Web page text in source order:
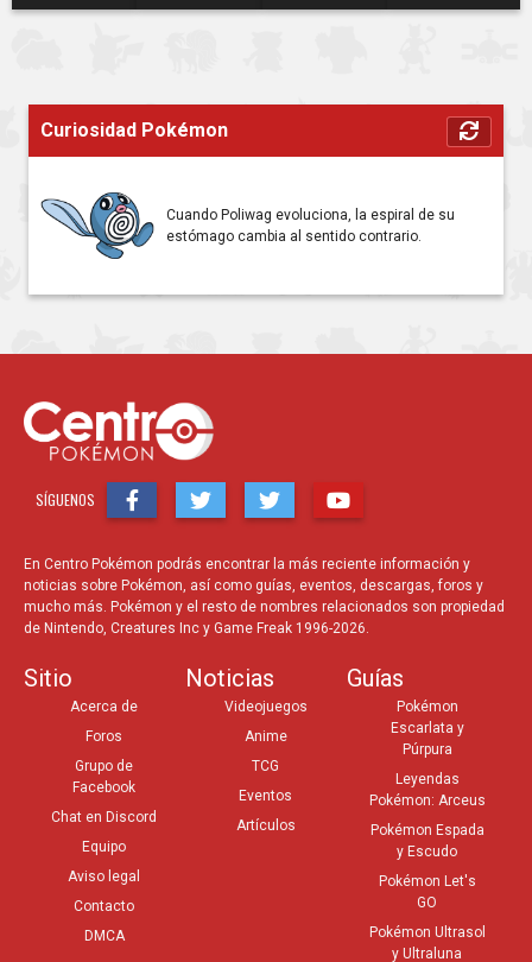
Curiosidad Pokémon
Cuando Poliwag evoluciona, la espiral de su
estómago cambia al sentido contrario.
SÍGUENOS
En Centro Pokémon podrás encontrar la más reciente información y
noticias sobre Pokémon, así como guías, eventos, descargas, foros y
mucho más. Pokémon y el resto de nombres relacionados son propiedad
de Nintendo, Creatures Inc y Game Freak 1996-2026.
Sitio
Acerca de
Foros
Grupo de
Facebook
Chat en Discord
Equipo
Aviso legal
Contacto
DMCA
Noticias
Videojuegos
Anime
TCG
Eventos
Artículos
Guías
Pokémon
Escarlata y
Púrpura
Leyendas
Pokémon: Arceus
Pokémon Espada
y Escudo
Pokémon Let's
GO
Pokémon Ultrasol
y Ultraluna